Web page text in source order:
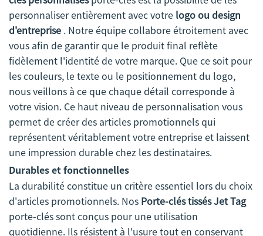
personnaliser entièrement avec votre logo ou design
d'entreprise . Notre équipe collabore étroitement avec
vous afin de garantir que le produit final reflète
fidèlement l'identité de votre marque. Que ce soit pour
les couleurs, le texte ou le positionnement du logo,
nous veillons à ce que chaque détail corresponde à
votre vision. Ce haut niveau de personnalisation vous
permet de créer des articles promotionnels qui
représentent véritablement votre entreprise et laissent
une impression durable chez les destinataires.
Durables et fonctionnelles
La durabilité constitue un critère essentiel lors du choix
d'articles promotionnels. Nos Porte-clés tissés Jet Tag
porte-clés sont conçus pour une utilisation
quotidienne. Ils résistent à l'usure tout en conservant